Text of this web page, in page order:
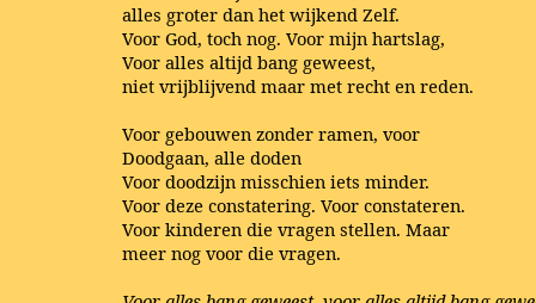
alles groter dan het wijkend Zelf.
Voor God, toch nog. Voor mijn hartslag,
Voor alles altijd bang geweest,
niet vrijblijvend maar met recht en reden.
Voor gebouwen zonder ramen, voor
Doodgaan, alle doden
Voor doodzijn misschien iets minder.
Voor deze constatering. Voor constateren.
Voor kinderen die vragen stellen. Maar
meer nog voor die vragen.